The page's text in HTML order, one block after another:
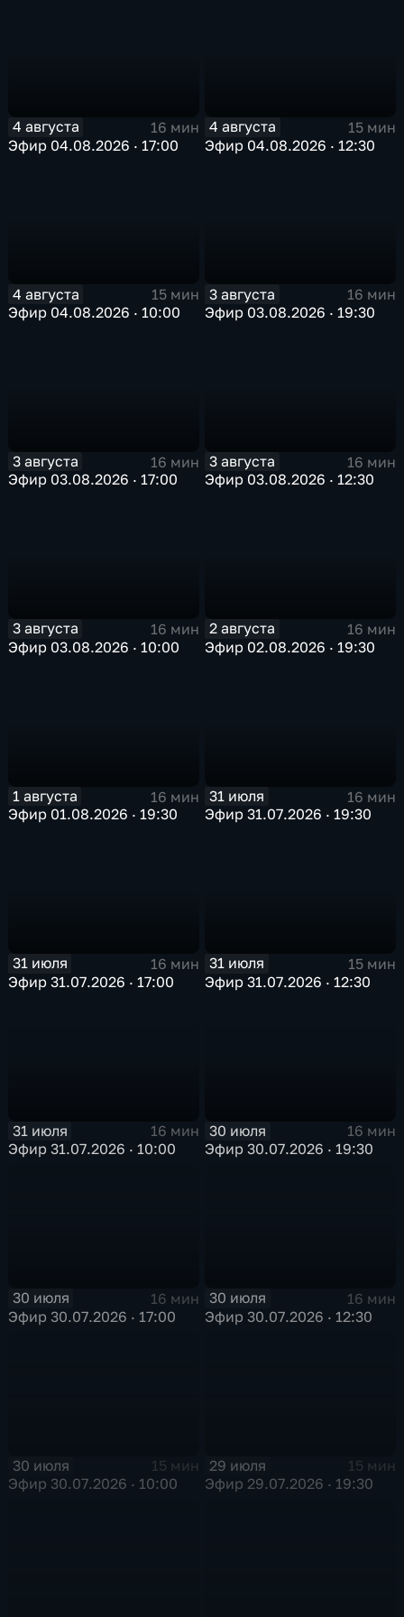
4 августа
16 мин
Эфир 04.08.2026 · 17:00
4 августа
15 мин
Эфир 04.08.2026 · 12:30
4 августа
15 мин
Эфир 04.08.2026 · 10:00
3 августа
16 мин
Эфир 03.08.2026 · 19:30
3 августа
16 мин
Эфир 03.08.2026 · 17:00
3 августа
16 мин
Эфир 03.08.2026 · 12:30
3 августа
16 мин
Эфир 03.08.2026 · 10:00
2 августа
16 мин
Эфир 02.08.2026 · 19:30
1 августа
16 мин
Эфир 01.08.2026 · 19:30
31 июля
16 мин
Эфир 31.07.2026 · 19:30
31 июля
16 мин
Эфир 31.07.2026 · 17:00
31 июля
15 мин
Эфир 31.07.2026 · 12:30
31 июля
16 мин
Эфир 31.07.2026 · 10:00
30 июля
16 мин
Эфир 30.07.2026 · 19:30
30 июля
16 мин
Эфир 30.07.2026 · 17:00
30 июля
16 мин
Эфир 30.07.2026 · 12:30
30 июля
15 мин
Эфир 30.07.2026 · 10:00
29 июля
15 мин
Эфир 29.07.2026 · 19:30